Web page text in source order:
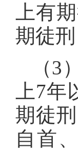
上有
期徒
（3
上7
期徒
自首